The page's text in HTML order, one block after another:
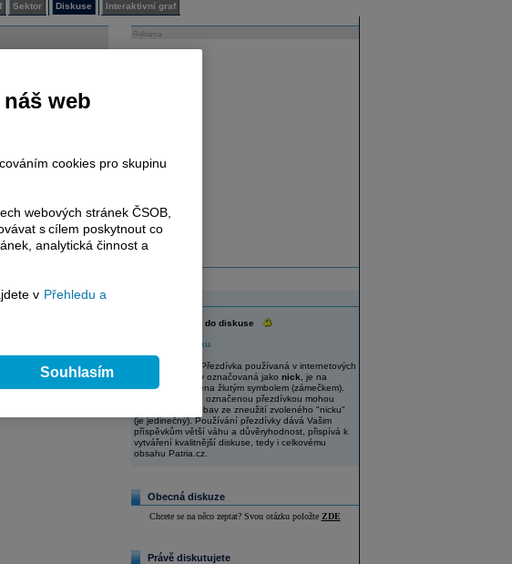
Sektor Diskuse Interaktivní graf
mohou přispívat
přihlásit, registrujte se
Reklama
Vaše přezdívka do diskuse
Změnit přezdívku
UPOZORNĚNÍ: Přezdívka používaná v internetových
diskuzích, někdy označovaná jako nick , je na
Patria.cz označena žlutým symbolem (zámečkem).
Uživatelé s takto označenou přezdívkou mohou
diskutovat bez obav ze zneužití zvoleného "nicku"
(je jedinečný). Používání přezdívky dává Vašim
příspěvkům větší váhu a důvěryhodnost, přispívá k
vytváření kvalitnější diskuse, tedy i celkovému
obsahu Patria.cz.
Obecná diskuze
Chcete se na něco zeptat? Svou otázku položte ZDE
Právě diskutujete
web
cookies pro skupinu
webových stránek ČSOB,
s cílem poskytnout co
analytická činnost a
v Přehledu a
Souhlasím